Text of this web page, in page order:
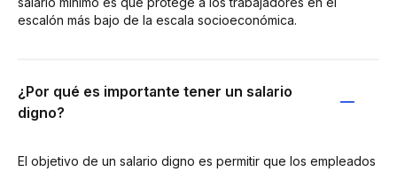
escalón más bajo de la escala socioeconómica.
¿Por qué es importante tener un salario
digno?
El objetivo de un salario digno es permitir que los empleados